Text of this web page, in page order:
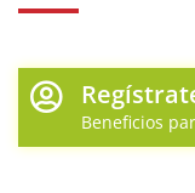
Beneficios